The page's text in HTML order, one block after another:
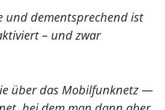
und dementsprechend ist
– und zwar
über das Mobilfunknetz —